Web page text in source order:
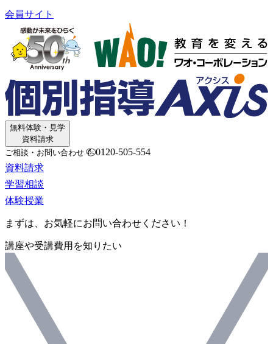
会員サイト
無料体験・見学
資料請求
ご相談・お問い合わせ
0120-505-554
資料請求
学習相談
体験授業
まずは、お気軽にお問い合わせください！
講座や受講費用を知りたい